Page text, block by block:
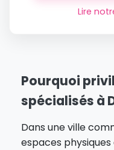
Lire
Pourquoi
spécialisés à
Dans une ville
espaces